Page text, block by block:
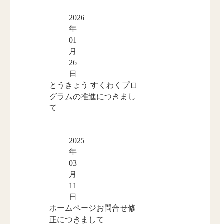
2026
年
01
月
26
日
とうきょう すくわくプロ
グラムの推進につきまし
て
2025
年
03
月
11
日
ホームページお問合せ修
正につきまして